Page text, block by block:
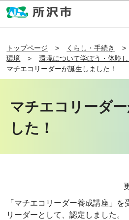
トップページ くらし・手続き
環境
環境について学ぼう・体験し
マチエコリーダーが誕生しました！
マチエコリーダ
した！
「マチエコリーダー養成講座」を
リーダーとして、認定しました。